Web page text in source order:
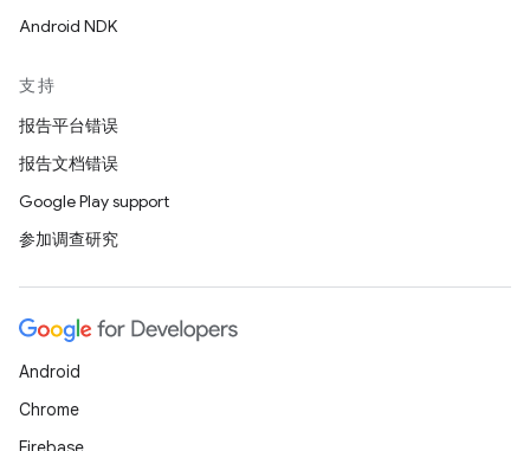
Android NDK
支持
报告平台错误
报告文档错误
Google Play support
参加调查研究
Android
Chrome